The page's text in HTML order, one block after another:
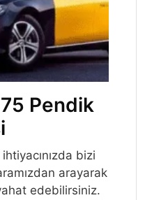
Pendik
bizi
arayarak
edebilirsiniz.